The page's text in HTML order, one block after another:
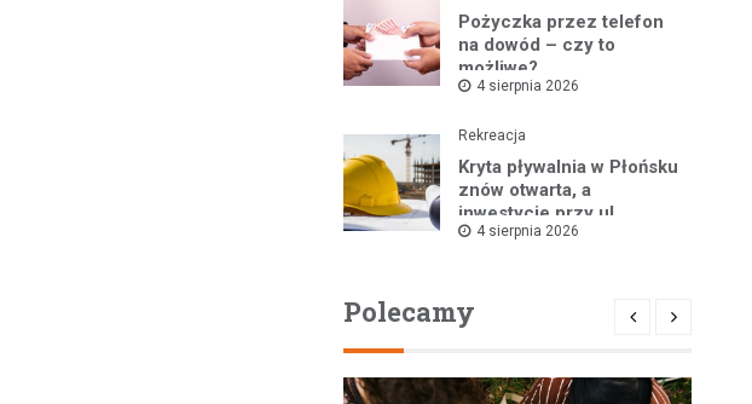
Pożyczka przez telefon
na dowód – czy to
możliwe?
4 sierpnia 2026
Rekreacja
Kryta pływalnia w Płońsku
znów otwarta, a
inwestycje przy ul.
Kopernika w toku
4 sierpnia 2026
Polecamy